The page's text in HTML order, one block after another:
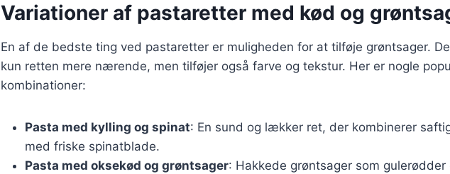
Variationer af pastaretter med kød og
En af de bedste ting ved pastaretter er muligheden for at tilføje grøntsager.
kun retten mere nærende, men tilføjer også farve og tekstur. Her er nogle
kombinationer:
Pasta med kylling og spinat: En sund og lækker ret, der kombinerer
med friske spinatblade.
Pasta med oksekød og grøntsager: Hakkede grøntsager som gulerødder